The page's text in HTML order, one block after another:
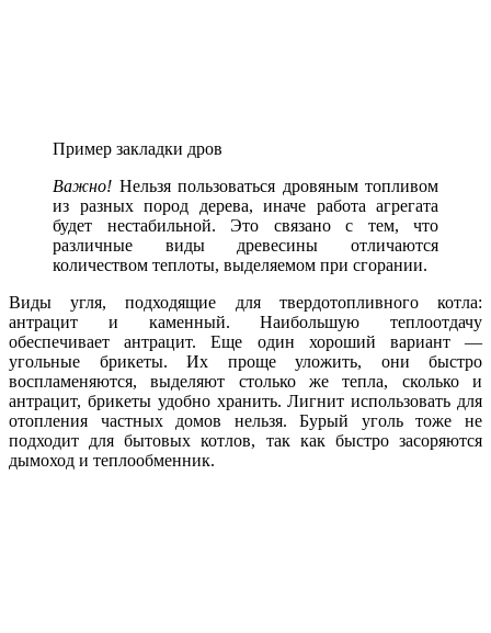
Пример закладки дров
Важно! Нельзя пользоваться дровяным топливом
из разных пород дерева, иначе работа агрегата
будет нестабильной. Это связано с тем, что
различные виды древесины отличаются
количеством теплоты, выделяемом при сгорании.
Виды угля, подходящие для твердотопливного котла:
антрацит и каменный. Наибольшую теплоотдачу
обеспечивает антрацит. Еще один хороший вариант —
угольные брикеты. Их проще уложить, они быстро
воспламеняются, выделяют столько же тепла, сколько и
антрацит, брикеты удобно хранить. Лигнит использовать для
отопления частных домов нельзя. Бурый уголь тоже не
подходит для бытовых котлов, так как быстро засоряются
дымоход и теплообменник.